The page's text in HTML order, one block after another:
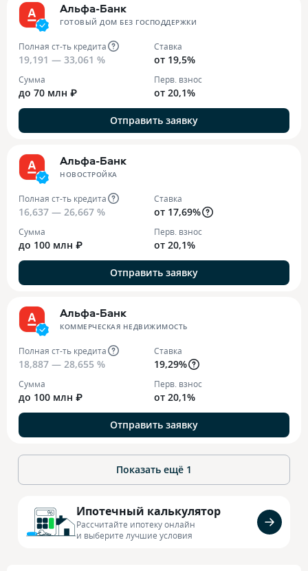
Альфа-Банк
ГОТОВЫЙ ДОМ БЕЗ ГОСПОДДЕРЖКИ
Полная ст-ть кредита
19,191 — 33,061 %
Ставка
от 19,5%
Сумма
до 70 млн ₽
Перв. взнос
от 20,1%
Отправить заявку
Альфа-Банк
НОВОСТРОЙКА
Полная ст-ть кредита
16,637 — 26,667 %
Ставка
от 17,69%
Сумма
до 100 млн ₽
Перв. взнос
от 20,1%
Отправить заявку
Альфа-Банк
КОММЕРЧЕСКАЯ НЕДВИЖИМОСТЬ
Полная ст-ть кредита
18,887 — 28,655 %
Ставка
19,29%
Сумма
до 100 млн ₽
Перв. взнос
от 20,1%
Отправить заявку
Показать ещё 1
Ипотечный калькулятор
Рассчитайте ипотеку онлайн
и выберите лучшие условия